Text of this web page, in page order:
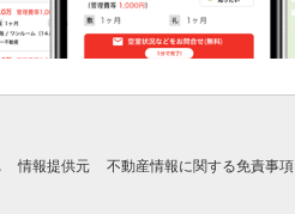
情報提供元 不動産情報に関する免責事項